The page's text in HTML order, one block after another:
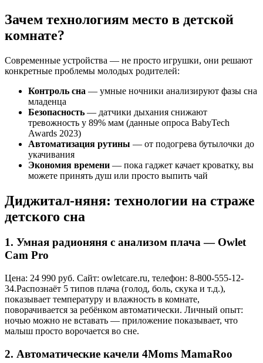
Зачем технологиям место в детской
комнате?
Современные устройства — не просто игрушки, они решают
конкретные проблемы молодых родителей:
Контроль сна — умные ночники анализируют фазы сна
младенца
Безопасность — датчики дыхания снижают
тревожность у 89% мам (данные опроса BabyTech
Awards 2023)
Автоматизация рутины — от подогрева бутылочки до
укачивания
Экономия времени — пока гаджет качает кроватку, вы
можете принять душ или просто выпить чай
Диджитал-няня: технологии на страже
детского сна
1. Умная радионяня с анализом плача — Owlet
Cam Pro
Цена: 24 990 руб. Сайт: owletcare.ru, телефон: 8-800-555-12-
34.Распознаёт 5 типов плача (голод, боль, скука и т.д.),
показывает температуру и влажность в комнате,
поворачивается за ребёнком автоматически. Личный опыт:
ночью можно не вставать — приложение показывает, что
малыш просто ворочается во сне.
2. Автоматические качели 4Moms MamaRoo